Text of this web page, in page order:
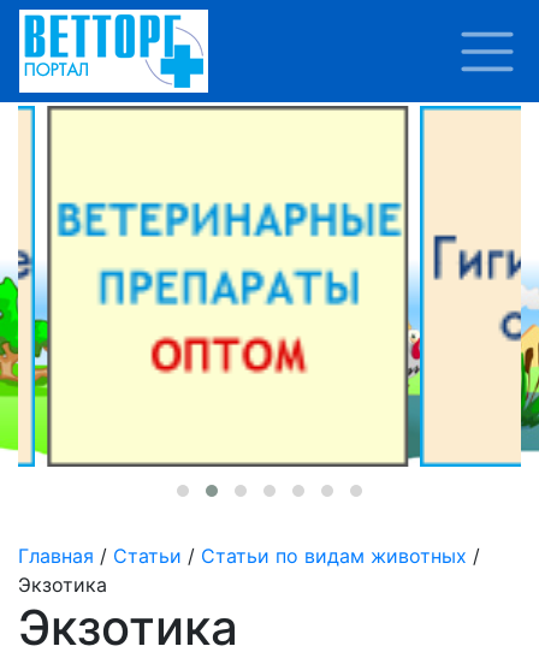
Главная / Статьи / Статьи по видам животных /
Экзотика
Экзотика